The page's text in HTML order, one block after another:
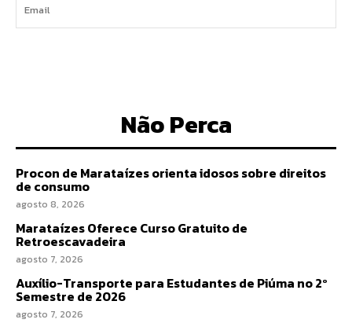
Não Perca
Procon de Marataízes orienta idosos sobre direitos
de consumo
agosto 8, 2026
Marataízes Oferece Curso Gratuito de
Retroescavadeira
agosto 7, 2026
Auxílio-Transporte para Estudantes de Piúma no 2º
Semestre de 2026
agosto 7, 2026